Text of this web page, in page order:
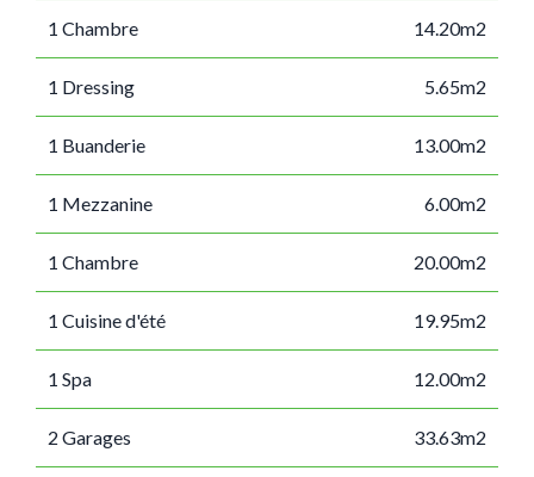
1 Chambre 14.20m2
1 Dressing 5.65m2
1 Buanderie 13.00m2
1 Mezzanine 6.00m2
1 Chambre 20.00m2
1 Cuisine d'été 19.95m2
1 Spa 12.00m2
2 Garages 33.63m2